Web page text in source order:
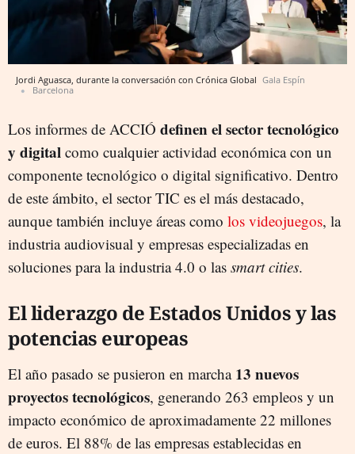
Jordi Aguasca, durante la conversación con Crónica Global Gala Espín
Barcelona
Los informes de ACCIÓ definen el sector tecnológico
y digital como cualquier actividad económica con un
componente tecnológico o digital significativo. Dentro
de este ámbito, el sector TIC es el más destacado,
aunque también incluye áreas como los videojuegos, la
industria audiovisual y empresas especializadas en
soluciones para la industria 4.0 o las smart cities.
El liderazgo de Estados Unidos y las
potencias europeas
El año pasado se pusieron en marcha 13 nuevos
proyectos tecnológicos, generando 263 empleos y un
impacto económico de aproximadamente 22 millones
de euros. El 88% de las empresas establecidas en